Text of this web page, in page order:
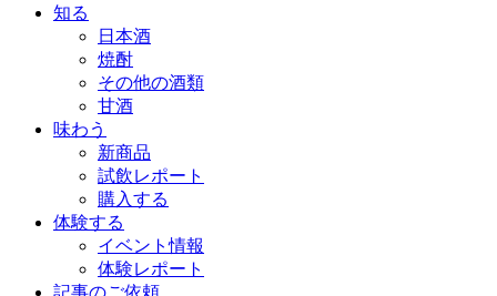
知る
日本酒
焼酎
その他の酒類
甘酒
味わう
新商品
試飲レポート
購入する
体験する
イベント情報
体験レポート
記事のご依頼